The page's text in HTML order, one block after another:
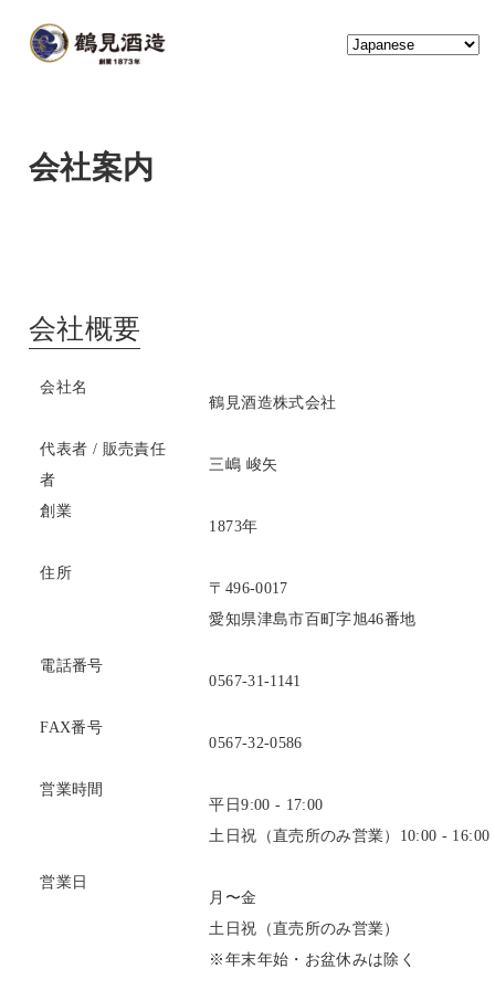
会社案内
会社概要
会社名
鶴見酒造株式会社
代表者 / 販売責任
者
三嶋 峻矢
創業
1873年
住所
〒496-0017
愛知県津島市百町字旭46番地
電話番号
0567-31-1141
FAX番号
0567-32-0586
営業時間
平日9:00 - 17:00
土日祝（直売所のみ営業）10:00 - 16:00
営業日
月〜金
土日祝（直売所のみ営業）
※年末年始・お盆休みは除く